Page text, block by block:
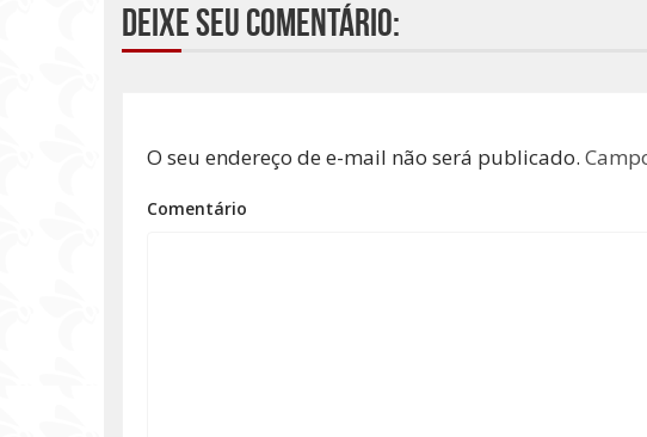
Deixe seu comentário:
O seu endereço de e-mail não será publicado.
Comentário